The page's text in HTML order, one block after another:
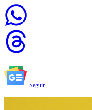
Seguir